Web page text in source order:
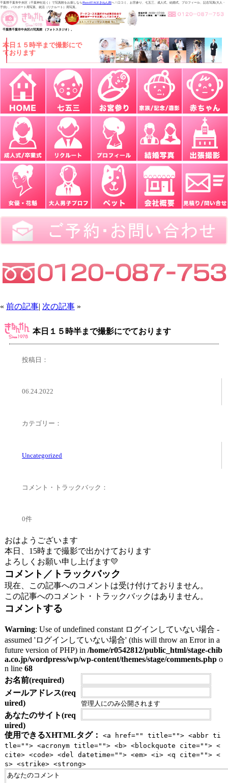
千葉県千葉市中央区（千葉神社近く）で写真館をお探しならPhotoSTAGEきねん館へ！口コミ、お宮参り、七五三、成人式、結婚式、プロフィール、記念写真(大人・
子供) 、パスポート用写真、就活（リクルート）用写真。
千葉県千葉市中央区の写真館 （フォトスタジオ）。
本日１５時半まで撮影にで
ております
« 前の記事| 次の記事 »
本日１５時半まで撮影にでております
投稿日：
06.24.2022
カテゴリー：
Uncategorized
コメント・トラックバック：
0件
おはようございます
本日、15時まで撮影で出かけております
よろしくお願い申し上げます💛
コメント／トラックバック
現在、この記事へのコメントは受け付けておりません。
この記事へのコメント・トラックバックはありません。
コメントする
Warning: Use of undefined constant ログインしていない場合 -
assumed 'ログインしていない場合' (this will throw an Error in a
future version of PHP) in /home/r0542812/public_html/stage-chib
a.co.jp/wordpress/wp/wp-content/themes/stage/comments.phpo
n line 68
お名前(required)
メールアドレス(req
uired)
管理人にのみ公開されます
あなたのサイト(req
uired)
使用できるXHTMLタグ：
<a href="" title=""> <abbr ti
tle=""> <acronym title=""> <b> <blockquote cite=""> <
cite> <code> <del datetime=""> <em> <i> <q cite=""> <
s> <strike> <strong>